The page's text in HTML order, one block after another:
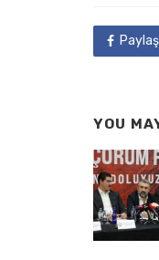
Paylaş
YOU